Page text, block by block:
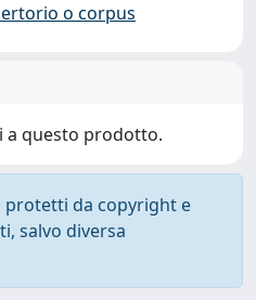
o corpus
a questo prodotto.
protetti da copyright e
salvo diversa